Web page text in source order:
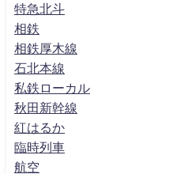
特急北斗
相鉄
相鉄厚木線
石北本線
私鉄ローカル
秋田新幹線
紅はるか
臨時列車
航空